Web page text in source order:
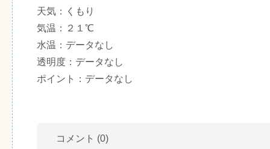
天気：くもり
気温：２１℃
水温：データなし
透明度：データなし
ポイント：データなし
コメント (0)